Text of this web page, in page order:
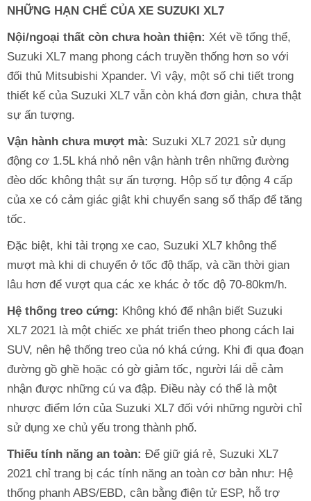
NHỮNG HẠN CHẾ CỦA XE SUZUKI XL7
Nội/ngoại thất còn chưa hoàn thiện: Xét về tổng thể,
Suzuki XL7 mang phong cách truyền thống hơn so với
đối thủ Mitsubishi Xpander. Vì vậy, một số chi tiết trong
thiết kế của Suzuki XL7 vẫn còn khá đơn giản, chưa thật
sự ấn tượng.
Vận hành chưa mượt mà: Suzuki XL7 2021 sử dụng
động cơ 1.5L khá nhỏ nên vận hành trên những đường
đèo dốc không thật sự ấn tượng. Hộp số tự động 4 cấp
của xe có cảm giác giật khi chuyển sang số thấp để tăng
tốc.
Đặc biệt, khi tải trọng xe cao, Suzuki XL7 không thể
mượt mà khi di chuyển ở tốc độ thấp, và cần thời gian
lâu hơn để vượt qua các xe khác ở tốc độ 70-80km/h.
Hệ thống treo cứng: Không khó để nhận biết Suzuki
XL7 2021 là một chiếc xe phát triển theo phong cách lai
SUV, nên hệ thống treo của nó khá cứng. Khi đi qua đoạn
đường gồ ghề hoặc có gờ giảm tốc, người lái dễ cảm
nhận được những cú va đập. Điều này có thể là một
nhược điểm lớn của Suzuki XL7 đối với những người chỉ
sử dụng xe chủ yếu trong thành phố.
Thiếu tính năng an toàn: Để giữ giá rẻ, Suzuki XL7
2021 chỉ trang bị các tính năng an toàn cơ bản như: Hệ
thống phanh ABS/EBD, cân bằng điện tử ESP, hỗ trợ